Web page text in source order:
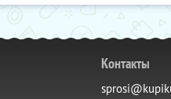
Контакты